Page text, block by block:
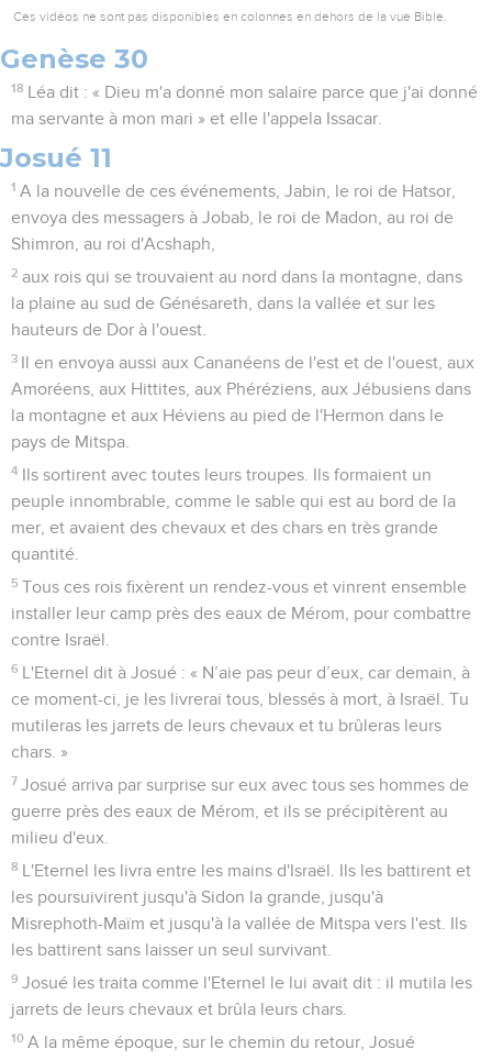
Ces vidéos ne sont pas disponibles en colonnes en dehors de la vue Bible.
Genèse 30
18
Léa dit : « Dieu m'a donné mon salaire parce que j'ai donné
ma servante à mon mari » et elle l'appela Issacar.
Josué 11
1 A la nouvelle de ces événements, Jabin, le roi de Hatsor,
envoya des messagers à Jobab, le roi de Madon, au roi de
Shimron, au roi d'Acshaph,
2 aux rois qui se trouvaient au nord dans la montagne, dans
la plaine au sud de Génésareth, dans la vallée et sur les
hauteurs de Dor à l'ouest.
3
Il en envoya aussi aux Cananéens de l'est et de l'ouest, aux
Amoréens, aux Hittites, aux Phéréziens, aux Jébusiens dans
la montagne et aux Héviens au pied de l'Hermon dans le
pays de Mitspa.
4
Ils sortirent avec toutes leurs troupes. Ils formaient un
peuple innombrable, comme le sable qui est au bord de la
mer, et avaient des chevaux et des chars en très grande
quantité.
5 Tous ces rois fixèrent un rendez-vous et vinrent ensemble
installer leur camp près des eaux de Mérom, pour combattre
contre Israël.
6
L'Eternel dit à Josué : « N’aie pas peur d’eux, car demain, à
ce moment-ci, je les livrerai tous, blessés à mort, à Israël. Tu
mutileras les jarrets de leurs chevaux et tu brûleras leurs
chars. »
7 Josué arriva par surprise sur eux avec tous ses hommes de
guerre près des eaux de Mérom, et ils se précipitèrent au
milieu d'eux.
8
L'Eternel les livra entre les mains d'Israël. Ils les battirent et
les poursuivirent jusqu'à Sidon la grande, jusqu'à
Misrephoth-Maïm et jusqu'à la vallée de Mitspa vers l'est. Ils
les battirent sans laisser un seul survivant.
9 Josué les traita comme l'Eternel le lui avait dit : il mutila les
jarrets de leurs chevaux et brûla leurs chars.
10 A la même époque, sur le chemin du retour, Josué